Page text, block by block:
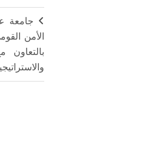
جامعة
الأمن
بالتعاون